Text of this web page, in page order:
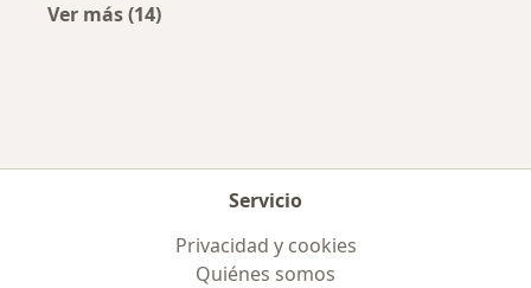
Ver más (14)
Servicio
Privacidad y cookies
Quiénes somos